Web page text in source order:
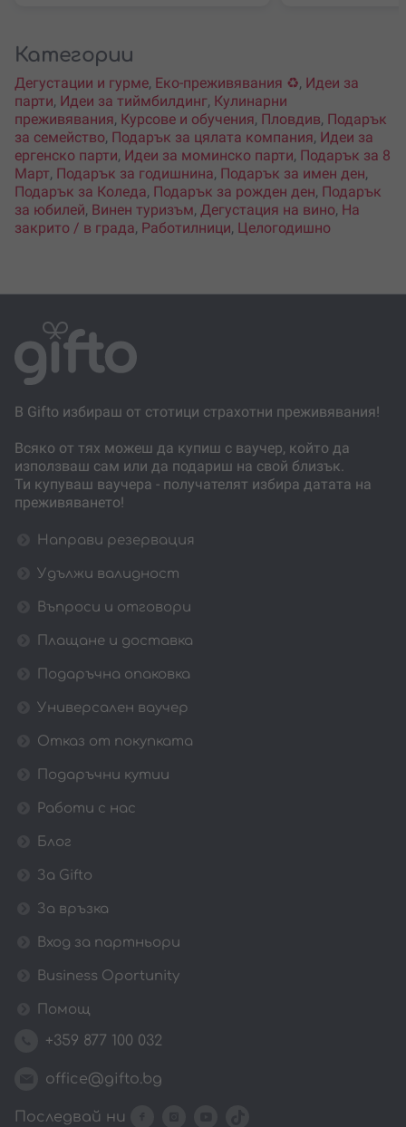
Категории
Дегустации и гурме, Еко-преживявания ♻️, Идеи за
парти, Идеи за тиймбилдинг, Кулинарни
преживявания, Курсове и обучения, Пловдив, Подарък
за семейство, Подарък за цялата компания, Идеи за
ергенско парти, Идеи за моминско парти, Подарък за 8
Март, Подарък за годишнина, Подарък за имен ден,
Подарък за Коледа, Подарък за рожден ден, Подарък
за юбилей, Винен туризъм, Дегустация на вино, На
закрито / в града, Работилници, Целогодишно
В Gifto избираш от стотици страхотни преживявания!
Всяко от тях можеш да купиш с ваучер, който да
използваш сам или да подариш на свой близък.
Ти купуваш ваучера - получателят избира датата на
преживяването!
Направи резервация
Удължи валидност
Въпроси и отговори
Плащане и доставка
Подаръчна опаковка
Универсален ваучер
Отказ от покупката
Подаръчни кутии
Работи с нас
Блог
За Gifto
За връзка
Вход за партньори
Business Oportunity
Помощ
+359 877 100 032
office@gifto.bg
Последвай ни